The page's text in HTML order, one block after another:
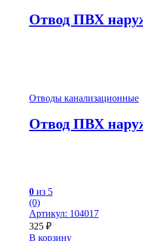
Отвод ПВХ
Отводы канализационные
Отвод ПВХ
0 из 5
(0)
Артикул: 104017
325 ₽
В корзину